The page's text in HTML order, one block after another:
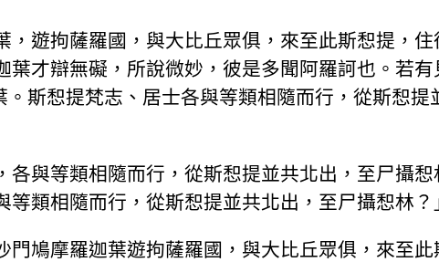
遊拘薩羅國，與大比丘眾俱，來至此斯惒提，住
才辯無礙，所說微妙，彼是多聞阿羅訶也。若
。斯惒提梵志、居士各與等類相隨而行，從斯惒提
與等類相隨而行，從斯惒提並共北出，至尸攝惒
類相隨而行，從斯惒提並共北出，至尸攝惒林？
鳩摩羅迦葉遊拘薩羅國，與大比丘眾俱，來至